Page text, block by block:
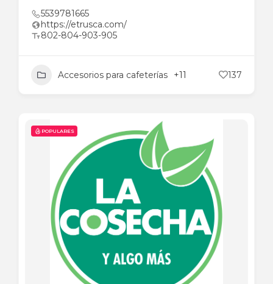
5539781665
https://etrusca.com/
802-804-903-905
Accesorios para cafeterías +11 137
POPULARES